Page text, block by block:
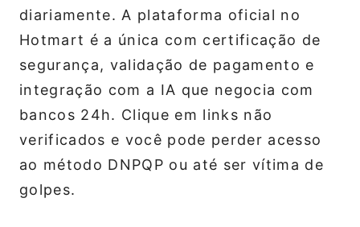
diariamente. A plataforma oficial no
Hotmart é a única com certificação de
segurança, validação de pagamento e
integração com a IA que negocia com
bancos 24h. Clique em links não
verificados e você pode perder acesso
ao método DNPQP ou até ser vítima de
golpes.